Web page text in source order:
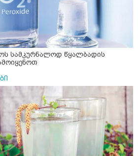
სამკურნალოდ წყალბადის